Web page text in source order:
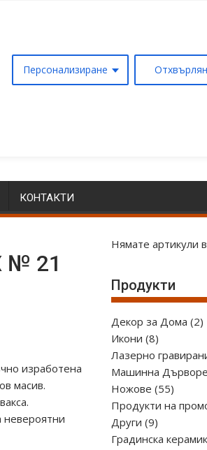
Персонализиране
КОНТАКТИ
№ 21
изработена
масив.
невероятни
Нямате артикули
Продукти
Декор за Дома 22
Икони 88
продукта
Лазерно
Машинна
Ножове 5555
Продукти на
Други 99
продукта
Градинска